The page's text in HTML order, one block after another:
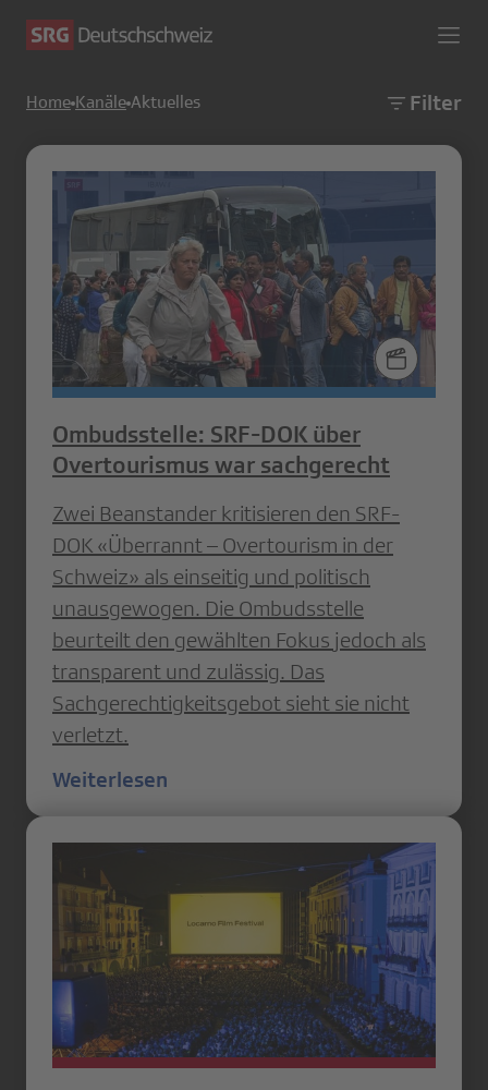
Home Kanäle Aktuelles Filter
Ombudsstelle: SRF-DOK über
Overtourismus war sachgerecht
Zwei Beanstander kritisieren den SRF-
DOK «Überrannt – Overtourism in der
Schweiz» als einseitig und politisch
unausgewogen. Die Ombudsstelle
beurteilt den gewählten Fokus jedoch als
transparent und zulässig. Das
Sachgerechtigkeitsgebot sieht sie nicht
verletzt.
Weiterlesen